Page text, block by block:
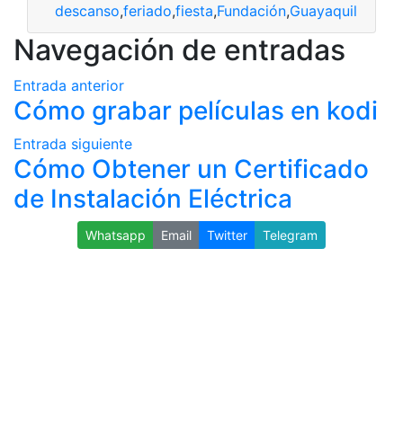
descanso,feriado,fiesta,Fundación,Guayaquil
Navegación de entradas
Entrada anterior
Cómo grabar películas en kodi
Entrada siguiente
Cómo Obtener un Certificado
de Instalación Eléctrica
Whatsapp Email Twitter Telegram